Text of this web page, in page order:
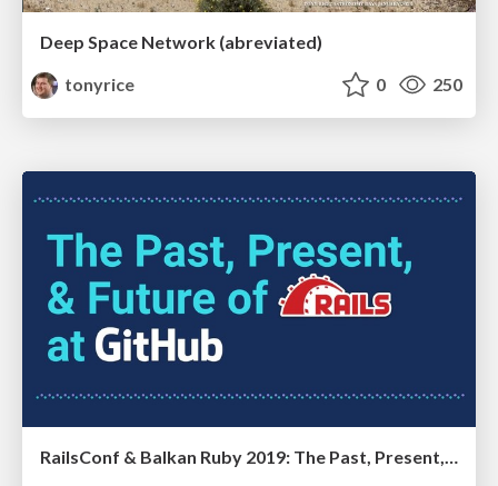
Deep Space Network (abreviated)
tonyrice
0 250